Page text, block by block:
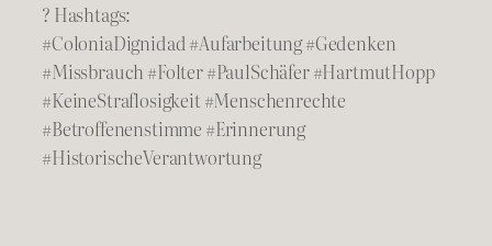
? Hashtags:
#ColoniaDignidad #Aufarbeitung #Gedenken
#Missbrauch #Folter #PaulSchäfer #HartmutHopp
#KeineStraflosigkeit #Menschenrechte
#Betroffenenstimme #Erinnerung
#HistorischeVerantwortung